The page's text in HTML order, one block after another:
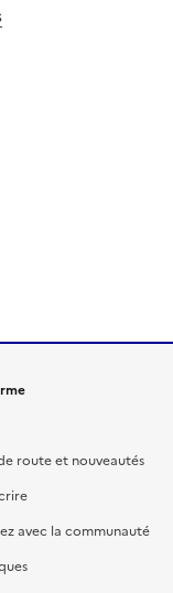
route et nouveautés
avec la communauté